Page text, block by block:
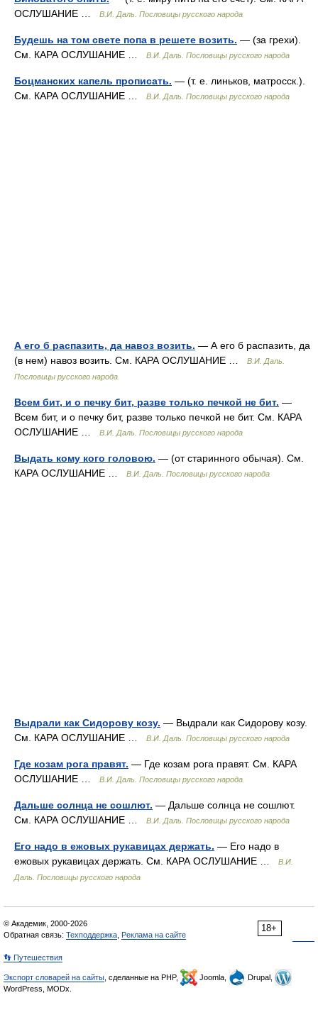
ОСЛУШАНИЕ …
В.И. Даль. Пословицы русского народа
Будешь на том свете попа в решете возить. — (за грехи).
См. КАРА ОСЛУШАНИЕ …
В.И. Даль. Пословицы русского народа
Боцманских капель прописать. — (т. е. линьков, матросск.).
См. КАРА ОСЛУШАНИЕ …
В.И. Даль. Пословицы русского народа
А его б распазить, да навоз возить. — А его б распазить, да
(в нем) навоз возить. См. КАРА ОСЛУШАНИЕ …
В.И. Даль.
Пословицы русского народа
Всем бит, и о печку бит, разве только печкой не бит. —
Всем бит, и о печку бит, разве только печкой не бит. См. КАРА
ОСЛУШАНИЕ …
В.И. Даль. Пословицы русского народа
Выдать кому кого головою. — (от старинного обычая). См.
КАРА ОСЛУШАНИЕ …
В.И. Даль. Пословицы русского народа
Выдрали как Сидорову козу. — Выдрали как Сидорову козу.
См. КАРА ОСЛУШАНИЕ …
В.И. Даль. Пословицы русского народа
Где козам рога правят. — Где козам рога правят. См. КАРА
ОСЛУШАНИЕ …
В.И. Даль. Пословицы русского народа
Дальше солнца не сошлют. — Дальше солнца не сошлют.
См. КАРА ОСЛУШАНИЕ …
В.И. Даль. Пословицы русского народа
Его надо в ежовых рукавицах держать. — Его надо в
ежовых рукавицах держать. См. КАРА ОСЛУШАНИЕ …
В.И.
Даль. Пословицы русского народа
18+
© Академик, 2000-2026
Обратная связь: Техподдержка Реклама на сайте
👣 Путешествия
Экспорт словарей на сайты , сделанные на PHP, Joomla,
Drupal,
WordPress, MODx.